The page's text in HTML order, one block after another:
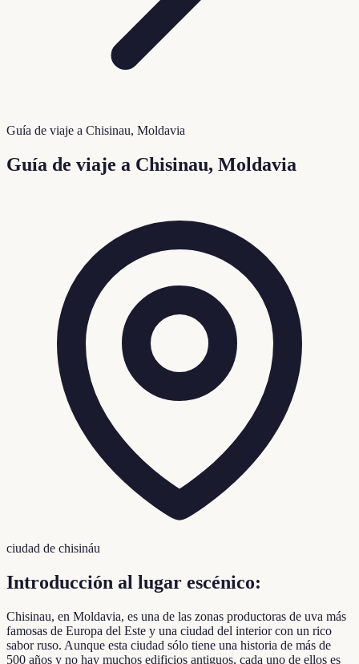
Guía de viaje a Chisinau, Moldavia
Guía de viaje a Chisinau, Moldavia
ciudad de chisináu
Introducción al lugar escénico:
Chisinau, en Moldavia, es una de las zonas productoras de uva más
famosas de Europa del Este y una ciudad del interior con un rico
sabor ruso. Aunque esta ciudad sólo tiene una historia de más de
500 años y no hay muchos edificios antiguos, cada uno de ellos es